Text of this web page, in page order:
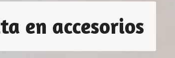
especializada